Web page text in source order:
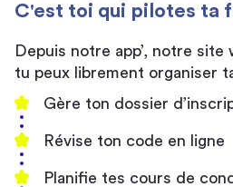
C'est toi qui pilotes ta
Depuis notre app’, notre site
tu peux librement organiser
Gère ton dossier
Révise ton code en ligne
Planifie tes cours de